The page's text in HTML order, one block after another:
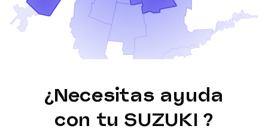
¿Necesitas ayuda
con tu SUZUKI ?